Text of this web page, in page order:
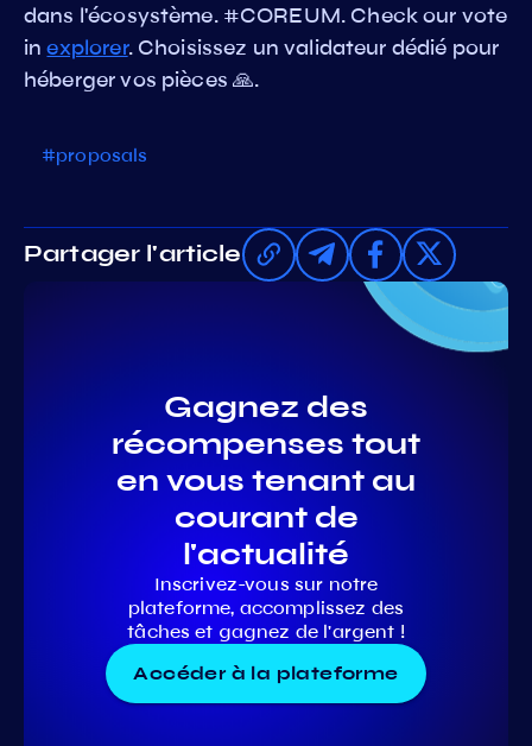
dans l'écosystème. #COREUM. Check our vote
inexplorer. Choisissez un validateur dédié pour
héberger vos pièces 🙏.
#proposals
Partager l'article
Gagnez des
récompenses tout
en vous tenant au
courant de
l'actualité
Inscrivez-vous sur notre
plateforme, accomplissez des
tâches et gagnez de l'argent !
Accéder à la plateforme